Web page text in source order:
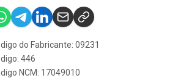
do Fabricante: 09231
446
NCM: 17049010